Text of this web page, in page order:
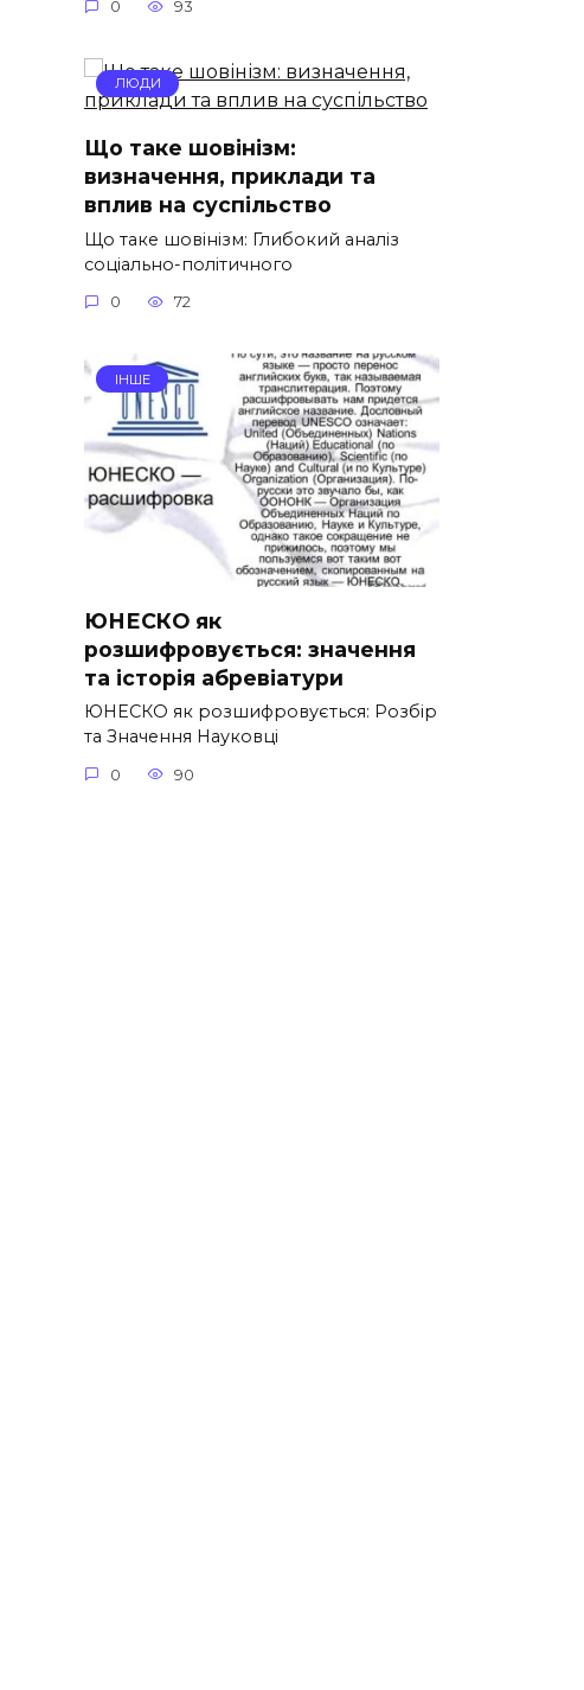
0 93
ЛЮДИ
Що таке шовінізм:
визначення, приклади та
вплив на суспільство
Що таке шовінізм: Глибокий аналіз
соціально-політичного
0 72
ІНШЕ
ЮНЕСКО як
розшифровується: значення
та історія абревіатури
ЮНЕСКО як розшифровується: Розбір
та Значення Науковці
0 90